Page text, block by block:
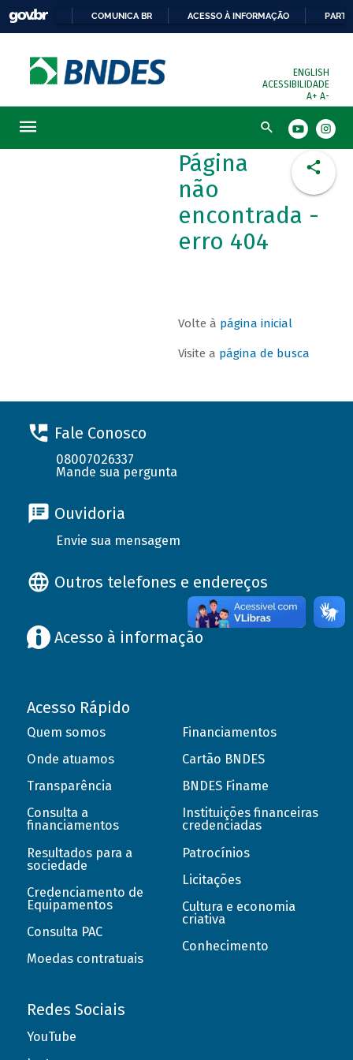
COMUNICA BR ACESSO À INFORMAÇÃO
ENGLISH
ACESSIBILIDADE
A+ A-
Busca
Página
não
encontrada -
erro 404
Volte à página inicial
Visite a página de busca
Fale Conosco
08007026337
Mande sua pergunta
Ouvidoria
Envie sua mensagem
Outros telefones e endereços
Acesso à informação
Acesso Rápido
Quem somos
Onde atuamos
Transparência
Consulta a
financiamentos
Resultados para a
sociedade
Credenciamento de
Equipamentos
Consulta PAC
Moedas contratuais
Financiamentos
Cartão BNDES
BNDES Finame
Instituições financeiras
credenciadas
Patrocínios
Licitações
Cultura e economia
criativa
Conhecimento
Redes Sociais
YouTube